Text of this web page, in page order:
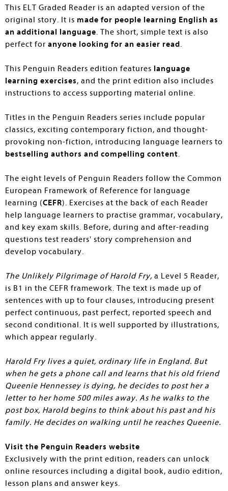
This ELT Graded Reader is an adapted version of the
original story. It is made for people learning English as
an additional language. The short, simple text is also
perfect for anyone looking for an easier read.
This Penguin Readers edition features language
learning exercises, and the print edition also includes
instructions to access supporting material online.
Titles in the Penguin Readers series include popular
classics, exciting contemporary fiction, and thought-
provoking non-fiction, introducing language learners to
bestselling authors and compelling content.
The eight levels of Penguin Readers follow the Common
European Framework of Reference for language
learning (CEFR). Exercises at the back of each Reader
help language learners to practise grammar, vocabulary,
and key exam skills. Before, during and after-reading
questions test readers' story comprehension and
develop vocabulary.
The Unlikely Pilgrimage of Harold Fry, a Level 5 Reader,
is B1 in the CEFR framework. The text is made up of
sentences with up to four clauses, introducing present
perfect continuous, past perfect, reported speech and
second conditional. It is well supported by illustrations,
which appear regularly.
Harold Fry lives a quiet, ordinary life in England. But
when he gets a phone call and learns that his old friend
Queenie Hennessey is dying, he decides to post her a
letter to her home 500 miles away. As he walks to the
post box, Harold begins to think about his past and his
family. He decides on walking until he reaches Queenie.
Visit the Penguin Readers website
Exclusively with the print edition, readers can unlock
online resources including a digital book, audio edition,
lesson plans and answer keys.